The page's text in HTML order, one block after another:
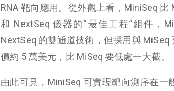
RNA 靶向應用。從外觀上看，MiniSeq
和 NextSeq 儀器的“最佳工程”組件，
NextSeq 的雙通道技術，但採用與
價約 5 萬美元，比 MiSeq 要低處一大截。
由此可見，MiniSeq 可實現靶向測序在一